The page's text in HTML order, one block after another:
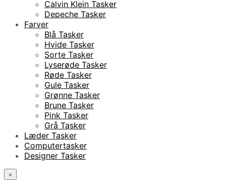
Calvin Klein Tasker
Depeche Tasker
Farver
Blå Tasker
Hvide Tasker
Sorte Tasker
Lyserøde Tasker
Røde Tasker
Gule Tasker
Grønne Tasker
Brune Tasker
Pink Tasker
Grå Tasker
Læder Tasker
Computertasker
Designer Tasker
×